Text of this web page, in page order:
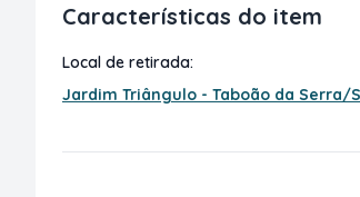
Características do item
Local de retirada:
Jardim Triângulo - Taboão da Serra/